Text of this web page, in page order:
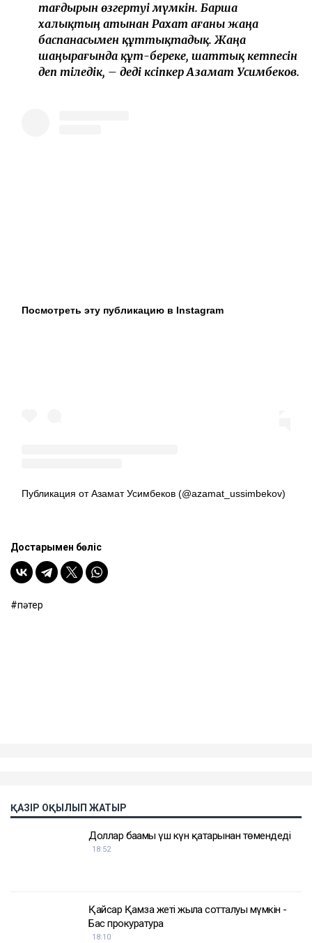
тағдырын өзгертуі мүмкін. Барша
халықтың атынан Рахат ағаны жаңа
баспанасымен құттықтадық. Жаңа
шаңырағында құт-береке, шаттық кетпесін
деп тіледік, – деді кәсіпкер Азамат Усимбеков.
Посмотреть эту публикацию в Instagram
Публикация от Азамат Усимбеков (@azamat_ussimbekov)
Достарыңмен бөліс
пәтер
ҚАЗІР ОҚЫЛЫП ЖАТЫР
Доллар бағамы үш күн қатарынан төмендеді
18:52
Қайсар Қамза жеті жылға сотталуы мүмкін -
Бас прокуратура
18:10